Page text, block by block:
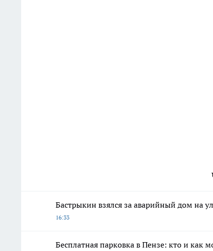
Бастрыкин взялся за аварийный дом на
16:33
Бесплатная парковка в Пензе: кто и как